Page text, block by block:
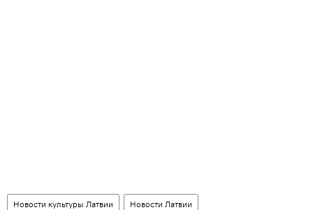
Новости культуры Латвии Новости Латвии